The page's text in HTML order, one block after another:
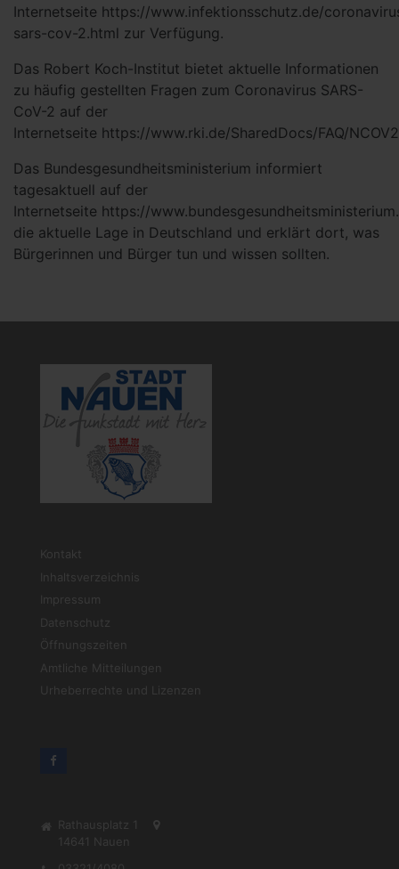
Internetseite https://www.infektionsschutz.de/
sars-cov-2.html zur Verfügung.
Das Robert Koch-Institut bietet aktuelle Informationen
zu häufig gestellten Fragen zum Coronavirus SARS-
CoV-2 auf der
Internetseite https://www.rki.de/SharedDocs/FAQ/
Das Bundesgesundheitsministerium informiert
tagesaktuell auf der
Internetseite https://
die aktuelle Lage in Deutschland und erklärt dort, was
Bürgerinnen und Bürger tun und wissen sollten.
Kontakt
Inhaltsverzeichnis
Impressum
Datenschutz
Öffnungszeiten
Amtliche Mitteilungen
Urheberrechte und Lizenzen
Rathausplatz 1
14641
Nauen